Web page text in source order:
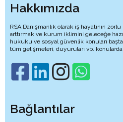
Hakkımızda
RSA Danışmanlık olarak iş hayatının
arttırmak ve kurum iklimini geleceğe
hukuku ve sosyal güvenlik konuları
tüm gelişmeleri, duyuruları vb.
Bağlantılar